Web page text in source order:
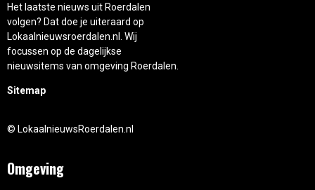
Het laatste nieuws uit Roerdalen
volgen? Dat doe je uiteraard op
Lokaalnieuwsroerdalen.nl. Wij
focussen op de dagelijkse
nieuwsitems van omgeving Roerdalen.
Sitemap
© LokaalnieuwsRoerdalen.nl
Omgeving